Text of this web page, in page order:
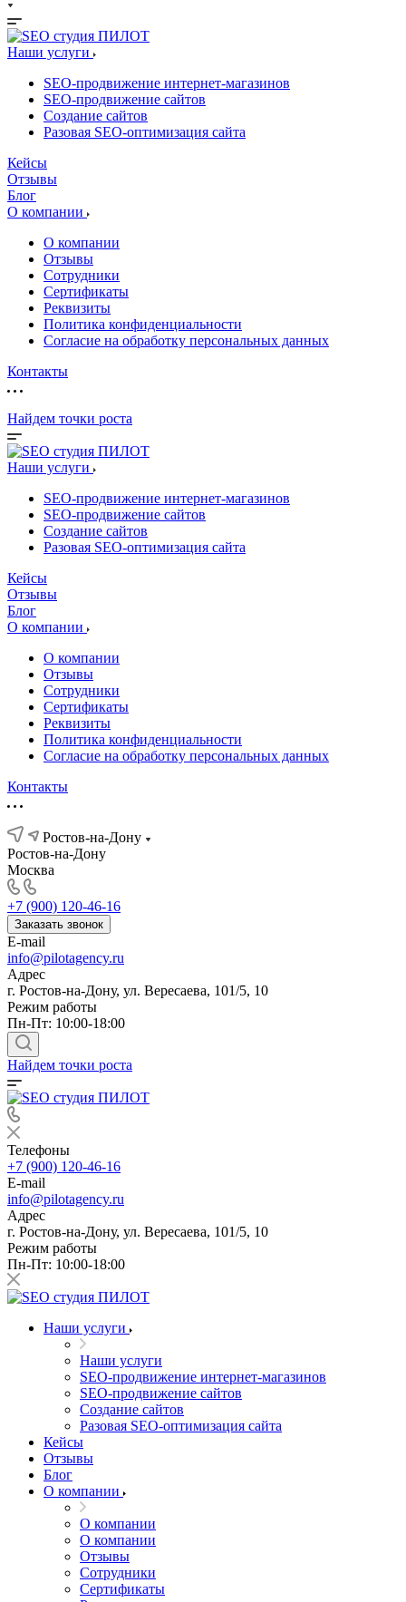
Наши услуги
SEO-продвижение интернет-магазинов
SEO-продвижение сайтов
Создание сайтов
Разовая SEO-оптимизация сайта
Кейсы
Отзывы
Блог
О компании
О компании
Отзывы
Сотрудники
Сертификаты
Реквизиты
Политика конфиденциальности
Согласие на обработку персональных данных
Контакты
Найдем точки роста
Наши услуги
SEO-продвижение интернет-магазинов
SEO-продвижение сайтов
Создание сайтов
Разовая SEO-оптимизация сайта
Кейсы
Отзывы
Блог
О компании
О компании
Отзывы
Сотрудники
Сертификаты
Реквизиты
Политика конфиденциальности
Согласие на обработку персональных данных
Контакты
Ростов-на-Дону
Ростов-на-Дону
Москва
+7 (900) 120-46-16
Заказать звонок
E-mail
info@pilotagency.ru
Адрес
г. Ростов-на-Дону, ул. Вересаева, 101/5, 10
Режим работы
Пн-Пт: 10:00-18:00
Найдем точки роста
Телефоны
+7 (900) 120-46-16
E-mail
info@pilotagency.ru
Адрес
г. Ростов-на-Дону, ул. Вересаева, 101/5, 10
Режим работы
Пн-Пт: 10:00-18:00
Наши услуги
Наши услуги
SEO-продвижение интернет-магазинов
SEO-продвижение сайтов
Создание сайтов
Разовая SEO-оптимизация сайта
Кейсы
Отзывы
Блог
О компании
О компании
О компании
Отзывы
Сотрудники
Сертификаты